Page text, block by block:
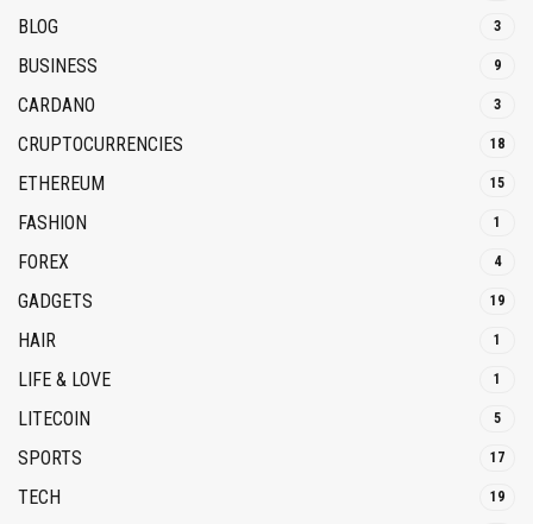
BLOG 3
BUSINESS 9
CARDANO 3
CRUPTOCURRENCIES 18
ETHEREUM 15
FASHION 1
FOREX 4
GADGETS 19
HAIR 1
LIFE & LOVE 1
LITECOIN 5
SPORTS 17
TECH 19